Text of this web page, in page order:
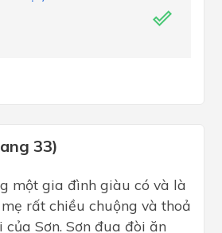
33)
một gia đình giàu có và là
rất chiều chuộng và thoả
Sơn. Sơn đua đòi ăn